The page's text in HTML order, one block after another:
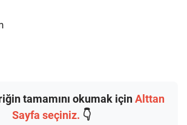
tamamını okumak içinAlttan
Sayfa seçiniz. 👇